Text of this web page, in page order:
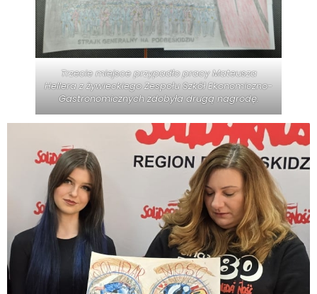
Trzecie miejsce przypadło pracy Mateusza
Hellera z żywieckiego Zespołu Szkół Ekonomiczno-
Gastronomicznych zdobyła drugą nagrodę.